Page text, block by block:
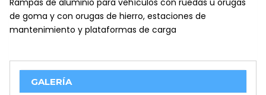
Rampas de aluminio para vehículos con ruedas u orugas
de goma y con orugas de hierro, estaciones de
mantenimiento y plataformas de carga
GALERÍA